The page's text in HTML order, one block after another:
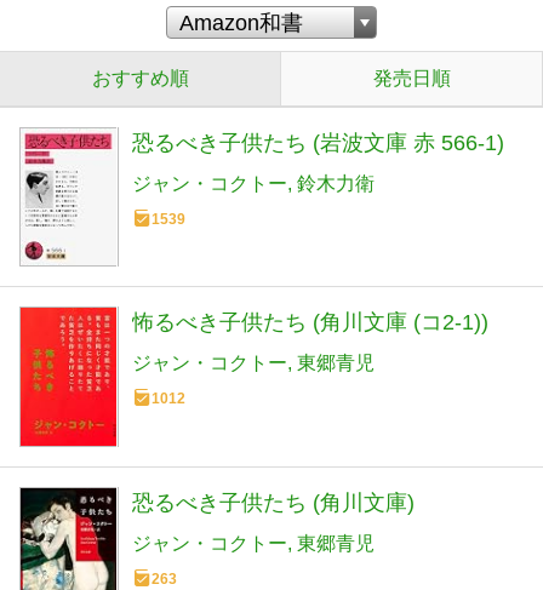
おすすめ順 発売日順
恐るべき子供たち (岩波文庫 赤 566-1)
ジャン・コクトー 鈴木力衛
1539
怖るべき子供たち (角川文庫 (コ2-1))
ジャン・コクトー 東郷青児
1012
恐るべき子供たち (角川文庫)
ジャン・コクトー 東郷青児
263